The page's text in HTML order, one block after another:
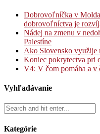
Dobrovoľníčka v
dobrovoľníctva je
Nádej na zmenu v
Palestíne
Ako Slovensko využije
Koniec pokrytectva pri
V4: V čom pomáha a v
Vyhľadávanie
Kategórie